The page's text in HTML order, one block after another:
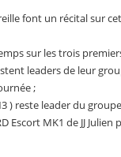
font un récital sur
sur les trois
leaders de leur
;
) reste leader du
Escort MK1 de JJ